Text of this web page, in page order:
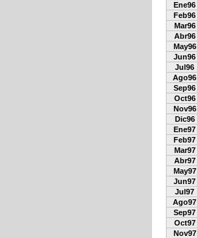
Ene96
Feb96
Mar96
Abr96
May96
Jun96
Jul96
Ago96
Sep96
Oct96
Nov96
Dic96
Ene97
Feb97
Mar97
Abr97
May97
Jun97
Jul97
Ago97
Sep97
Oct97
Nov97